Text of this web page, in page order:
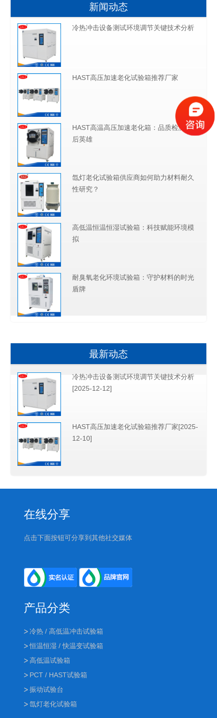
新闻动态
冷热冲击设备测试环境调节关键技术分析
HAST高压加速老化试验箱推荐厂家
HAST高温高压加速老化箱：品质检测的幕
后英雄
氙灯老化试验箱供应商如何助力材料耐久
性研究？
高低温恒温恒湿试验箱：科技赋能环境模
拟
耐臭氧老化环境试验箱：守护材料的时光
盾牌
最新动态
冷热冲击设备测试环境调节关键技术分析
[2025-12-12]
HAST高压加速老化试验箱推荐厂家[2025-
12-10]
在线分享
点击下面按钮可分享到其他社交媒体
产品分类
冷热 / 高低温冲击试验箱
恒温恒湿 / 快温变试验箱
高低温试验箱
PCT / HAST试验箱
振动试验台
氙灯老化试验箱